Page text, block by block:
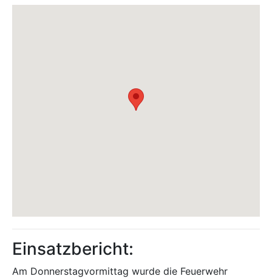
Einsatzbericht:
Am Donnerstagvormittag wurde die Feuerwehr